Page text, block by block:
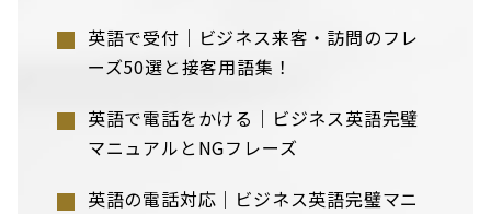
英語で受付｜ビジネス来客・訪問のフレ
ーズ50選と接客用語集！
英語で電話をかける｜ビジネス英語完璧
マニュアルとNGフレーズ
英語の電話対応｜ビジネス英語完璧マニ